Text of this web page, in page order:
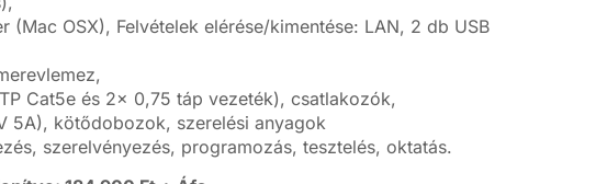
(Mac OSX), Felvételek elérése/kimentése: LAN, 2 db USB
Cat5e és 2x 0,75 táp vezeték), csatlakozók,
5A), kötődobozok, szerelési anyagok
szerelvényezés, programozás, tesztelés, oktatás.